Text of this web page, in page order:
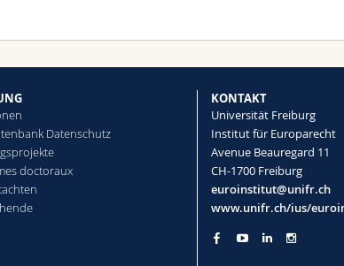
Datenschutz
doctoraux
KONTAKT
Universität Freiburg
Institut für Europarecht
Avenue Beauregard 11
CH-1700 Freiburg
euroinstitut@unifr.ch
www.unifr.ch/ius/